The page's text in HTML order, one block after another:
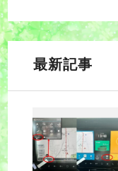
最新記事